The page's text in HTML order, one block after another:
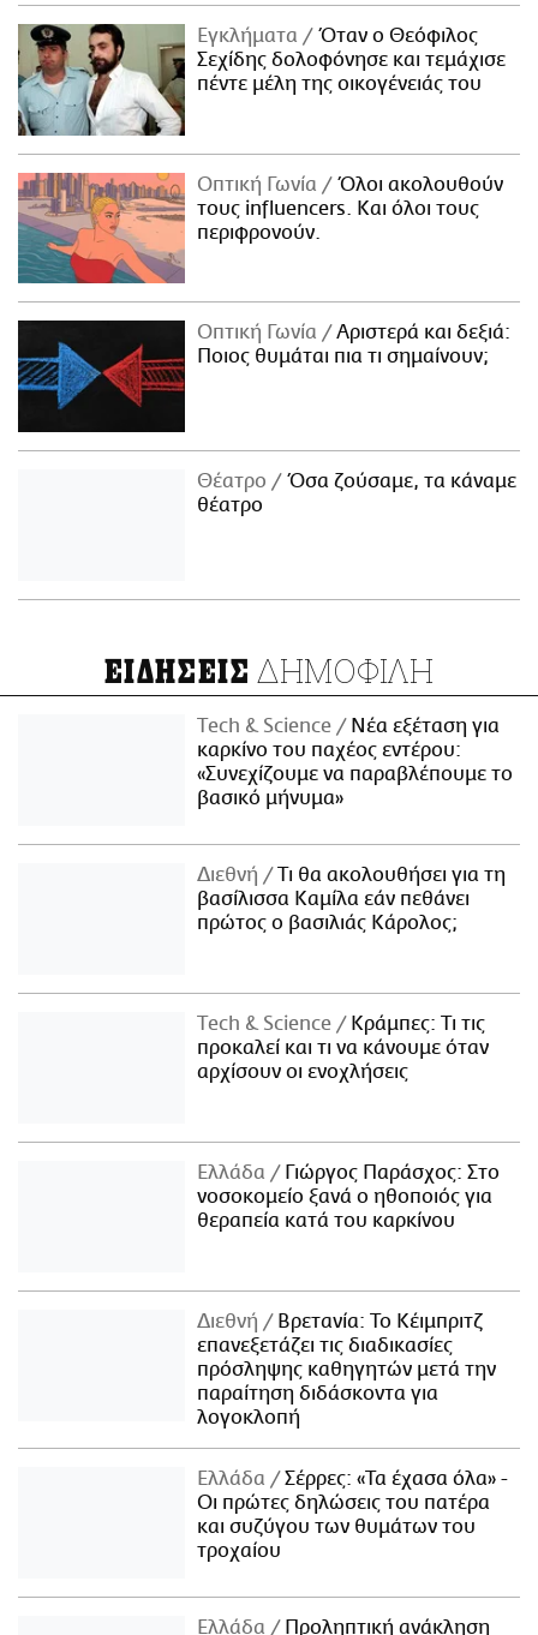
Εγκλήματα
Όταν ο Θεόφιλος
Σεχίδης δολοφόνησε και τεμάχισε
πέντε μέλη της οικογένειάς του
Οπτική Γωνία
Όλοι ακολουθούν
τους influencers. Και όλοι τους
περιφρονούν.
Οπτική Γωνία
Αριστερά και δεξιά:
Ποιος θυμάται πια τι σημαίνουν;
Θέατρο
Όσα ζούσαμε, τα κάναμε
θέατρο
ΕΙΔΗΣΕΙΣ ΔΗΜΟΦΙΛΗ
Τech & Science
Νέα εξέταση για
καρκίνο του παχέος εντέρου:
«Συνεχίζουμε να παραβλέπουμε το
βασικό μήνυμα»
Διεθνή
Τι θα ακολουθήσει για τη
βασίλισσα Καμίλα εάν πεθάνει
πρώτος ο βασιλιάς Κάρολος;
Τech & Science
Κράμπες: Τι τις
προκαλεί και τι να κάνουμε όταν
αρχίσουν οι ενοχλήσεις
Ελλάδα
Γιώργος Παράσχος: Στο
νοσοκομείο ξανά ο ηθοποιός για
θεραπεία κατά του καρκίνου
Διεθνή
Βρετανία: Το Κέιμπριτζ
επανεξετάζει τις διαδικασίες
πρόσληψης καθηγητών μετά την
παραίτηση διδάσκοντα για
λογοκλοπή
Ελλάδα
Σέρρες: «Τα έχασα όλα» -
Οι πρώτες δηλώσεις του πατέρα
και συζύγου των θυμάτων του
τροχαίου
Ελλάδα
Προληπτική ανάκληση